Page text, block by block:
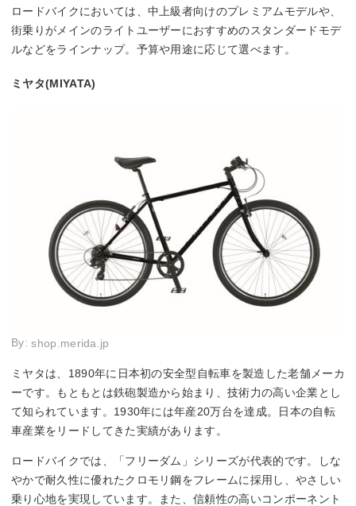
ロードバイクにおいては、中上級者向けのプレミアムモデルや、
街乗りがメインのライトユーザーにおすすめのスタンダードモデ
ルなどをラインナップ。予算や用途に応じて選べます。
ミヤタ(MIYATA)
By: shop.merida.jp
ミヤタは、1890年に日本初の安全型自転車を製造した老舗メーカ
ーです。もともとは鉄砲製造から始まり、技術力の高い企業とし
て知られています。1930年には年産20万台を達成。日本の自転
車産業をリードしてきた実績があります。
ロードバイクでは、「フリーダム」シリーズが代表的です。しな
やかで耐久性に優れたクロモリ鋼をフレームに採用し、やさしい
乗り心地を実現しています。また、信頼性の高いコンポーネント